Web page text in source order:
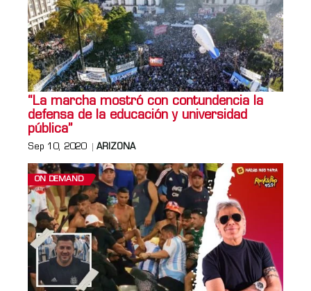
“La marcha mostró con contundencia la
defensa de la educación y universidad
pública”
Sep 10, 2020 ARIZONA
ON DEMAND